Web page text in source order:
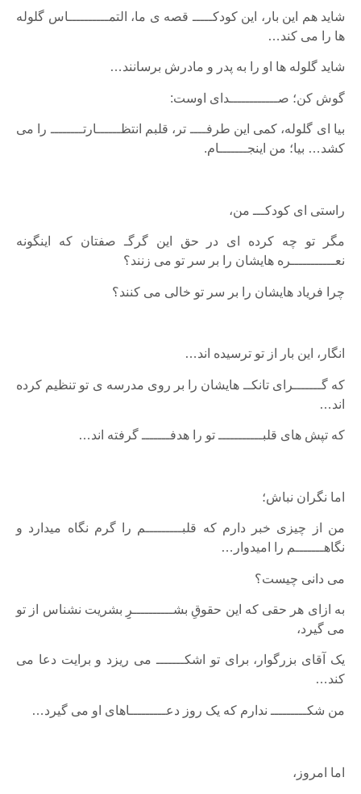
شاید هم این بار، این کودکـــــ قصه ی ما، التمــــــــــاس گلوله
ها را می کند…
شاید گلوله ها او را به پدر و مادرش برسانند…
گوش کن؛ صــــــــــــدای اوست:
بیا ای گلوله، کمی این طرفــــ تر، قلبم انتظــــــارتــــــــ را می
کشد… بیا؛ من اینجـــــــام.
راستی ای کودکـــ من،
مگر تو چه کرده ای در حق این گرگـ صفتان که اینگونه
نعـــــــــــره هایشان را بر سر تو می زنند؟
چرا فریاد هایشان را بر سر تو خالی می کنند؟
انگار، این بار از تو ترسیده اند…
که گـــــــرای تانکــ هایشان را بر روی مدرسه ی تو تنظیم کرده
اند…
که تپش های قلبـــــــــــ تو را هدفـــــــ گرفته اند…
اما نگران نباش؛
من از چیزی خبر دارم که قلبـــــــــم را گرم نگاه میدارد و
نگاهـــــــم را امیدوار…
می دانی چیست؟
به ازای هر حقی که این حقوقِ بشــــــــــرِِ بشریت نشناس از تو
می گیرد،
یک آقای بزرگوار، برای تو اشکـــــــ می ریزد و برایت دعا می
کند…
من شکـــــــــ ندارم که یک روز دعـــــــــاهای او می گیرد…
اما امروز،